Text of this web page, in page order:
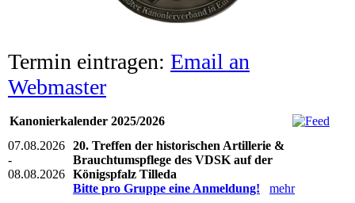
Termin eintragen: Email an
Webmaster
Kanonierkalender 2025/2026
07.08.2026
-
08.08.2026
20. Treffen der historischen Artillerie &
Brauchtumspflege des VDSK auf der
Königspfalz Tilleda
Bitte pro Gruppe eine Anmeldung!
mehr